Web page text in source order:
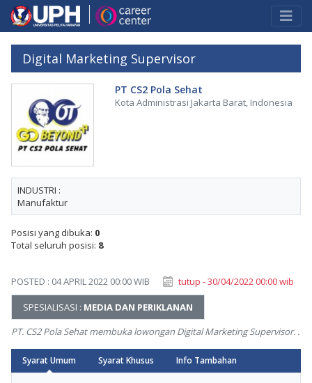
Digital Marketing Supervisor
PT CS2 Pola Sehat
Kota Administrasi Jakarta Barat, Indonesia
INDUSTRI :
Manufaktur
Posisi yang dibuka: 0
Total seluruh posisi: 8
POSTED : 04 APRIL 2022 00:00 WIB tutup - 30/04/2022 00:00 wib
SPESIALISASI : MEDIA DAN PERIKLANAN
PT. CS2 Pola Sehat membuka lowongan Digital Marketing Supervisor. .
Syarat Umum
Arrow
Syarat Khusus Info Tambahan